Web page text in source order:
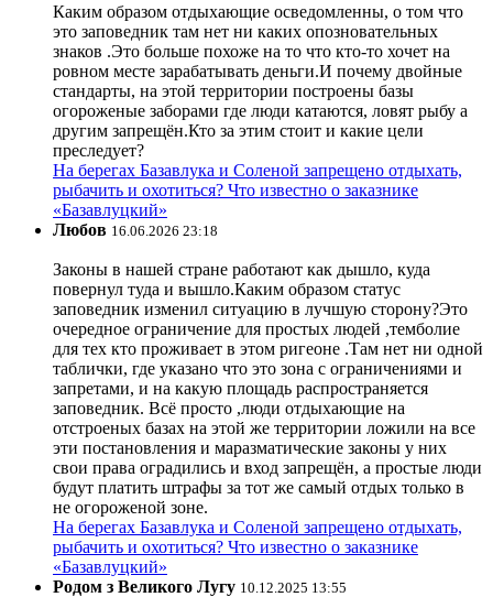
Каким образом отдыхающие осведомленны, о том что
это заповедник там нет ни каких опозновательных
знаков .Это больше похоже на то что кто-то хочет на
ровном месте зарабатывать деньги.И почему двойные
стандарты, на этой территории построены базы
огороженые заборами где люди катаются, ловят рыбу а
другим запрещён.Кто за этим стоит и какие цели
преследует?
На берегах Базавлука и Соленой запрещено отдыхать,
рыбачить и охотиться? Что известно о заказнике
«Базавлуцкий»
Любов 16.06.2026 23:18
Законы в нашей стране работают как дышло, куда
повернул туда и вышло.Каким образом статус
заповедник изменил ситуацию в лучшую сторону?Это
очередное ограничение для простых людей ,темболие
для тех кто проживает в этом ригеоне .Там нет ни одной
таблички, где указано что это зона с ограничениями и
запретами, и на какую площадь распространяется
заповедник. Всё просто ,люди отдыхающие на
отстроеных базах на этой же территории ложили на все
эти постановления и маразматические законы у них
свои права оградились и вход запрещён, а простые люди
будут платить штрафы за тот же самый отдых только в
не огороженой зоне.
На берегах Базавлука и Соленой запрещено отдыхать,
рыбачить и охотиться? Что известно о заказнике
«Базавлуцкий»
Родом з Великого Лугу 10.12.2025 13:55